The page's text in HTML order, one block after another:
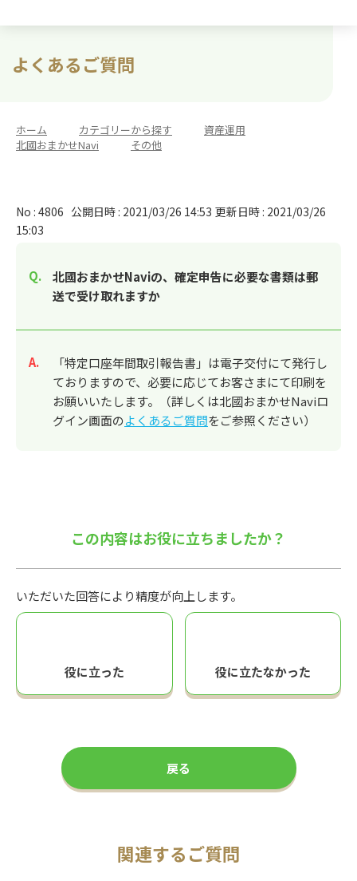
よくあるご質問
ホーム カテゴリーから探す 資産運用
北國おまかせNavi
その他
No : 4806 公開日時 : 2021/03/26 14:53 更新日時 : 2021/03/26
15:03
北國おまかせNaviの、確定申告に必要な書類は郵
送で受け取れますか
回答
「特定口座年間取引報告書」は電子交付にて発行し
ておりますので、必要に応じてお客さまにて印刷を
お願いいたします。（詳しくは北國おまかせNaviロ
グイン画面のよくあるご質問をご参照ください）
この内容はお役に立ちましたか？
いただいた回答により精度が向上します。
役に立った 役に立たなかった
戻る
関連するご質問